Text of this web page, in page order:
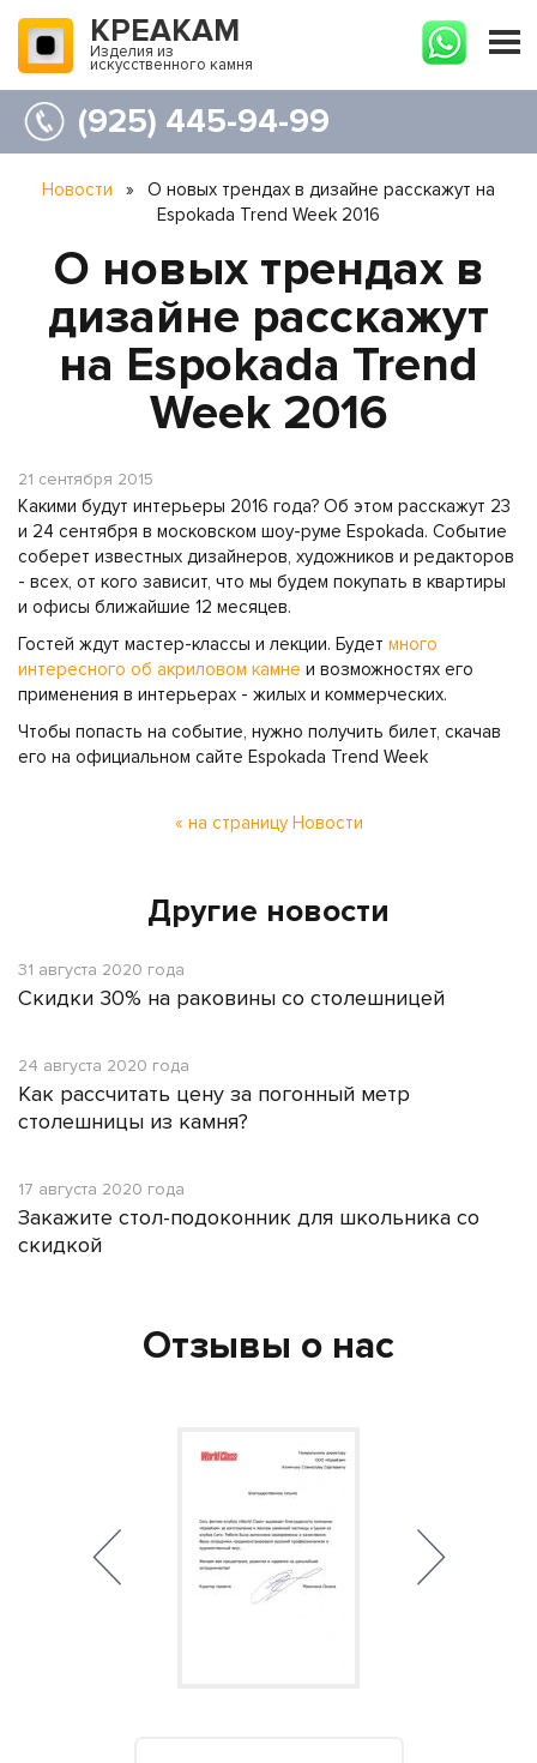
КРЕАКАМ
Изделия из
искусственного камня
(925) 445-94-99
Новости »
О новых трендах в дизайне расскажут на
Espokada Trend Week 2016
О новых трендах в
дизайне расскажут
на Espokada Trend
Week 2016
21 сентября 2015
Какими будут интерьеры 2016 года? Об этом расскажут 23
и 24 сентября в московском шоу-руме Espokada. Событие
соберет известных дизайнеров, художников и редакторов
- всех, от кого зависит, что мы будем покупать в квартиры
и офисы ближайшие 12 месяцев.
Гостей ждут мастер-классы и лекции. Будет много
интересного об акриловом камне и возможностях его
применения в интерьерах - жилых и коммерческих.
Чтобы попасть на событие, нужно получить билет, скачав
его на официальном сайте Espokada Trend Week
« на страницу Новости
Другие новости
31 августа 2020 года
Скидки 30% на раковины со столешницей
24 августа 2020 года
Как рассчитать цену за погонный метр
столешницы из камня?
17 августа 2020 года
Закажите стол-подоконник для школьника со
скидкой
Отзывы о нас